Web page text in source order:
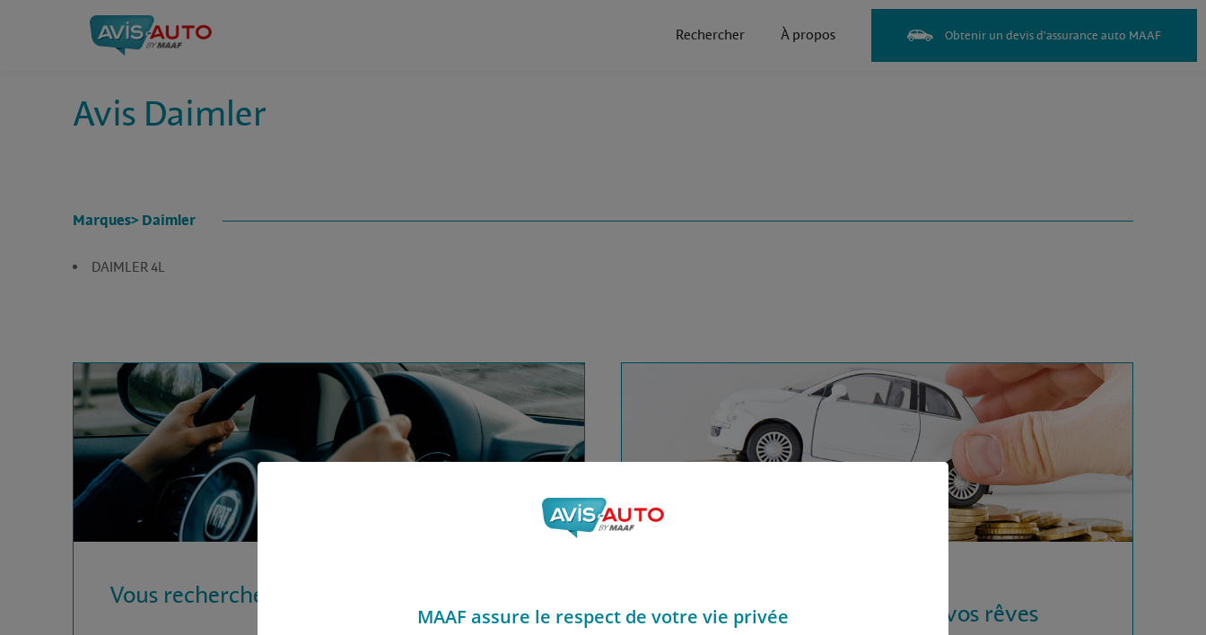
Rechercher À propos Obtenir un devis d'assurance auto MAAF
Avis Daimler
Marques> Daimler
DAIMLER 4L
Vous recherchez une assurance automobile
Financez la voiture de vos rêves
MAAF assure le respect de votre vie privée